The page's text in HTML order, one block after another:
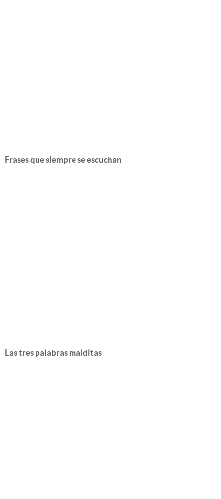
Frases que siempre se escuchan
Las tres palabras malditas